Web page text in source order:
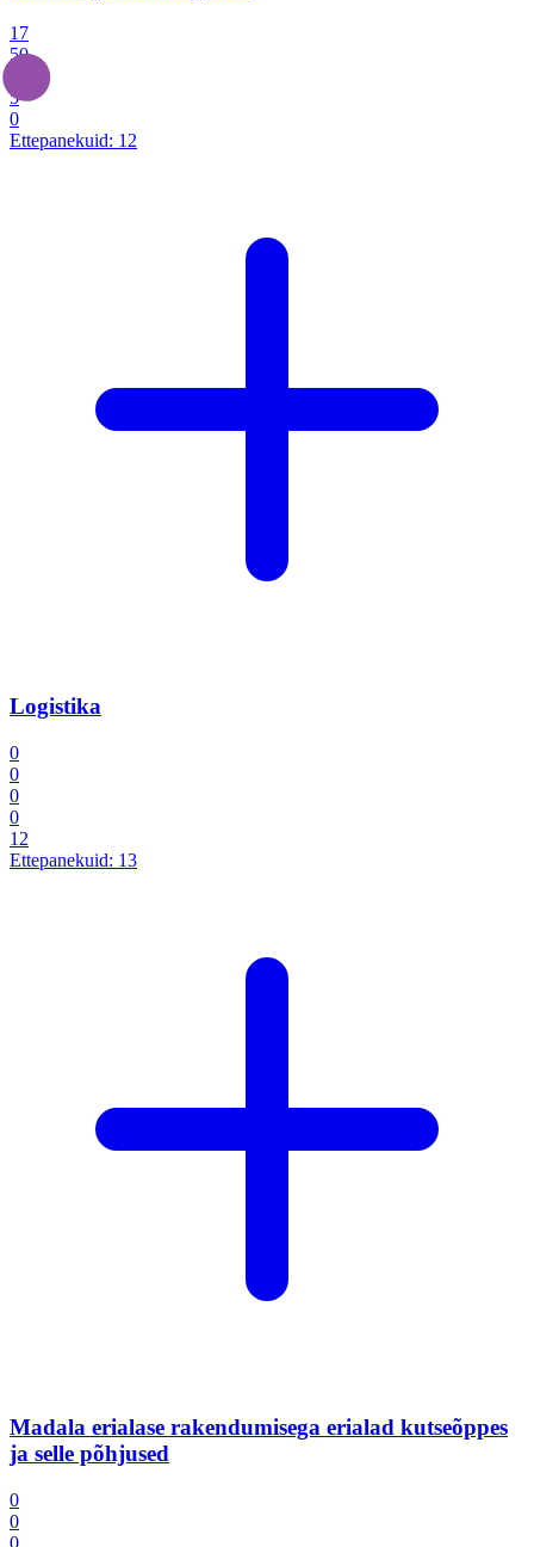
17
50
5
0
Ettepanekuid: 12
Logistika
0
0
0
0
12
Ettepanekuid: 13
Madala erialase rakendumisega erialad kutseõppes
ja selle põhjused
0
0
0